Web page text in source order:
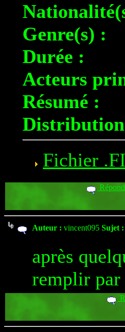
Genre(s) :
Durée :
Acteurs
Résumé :
Fichier
Auteur : vincent095 Sujet :
après
remplir par